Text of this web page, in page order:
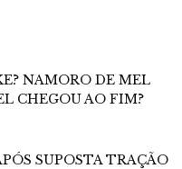
NAMORO DE MEL
CHEGOU AO FIM?
SUPOSTA TRAÇÃO